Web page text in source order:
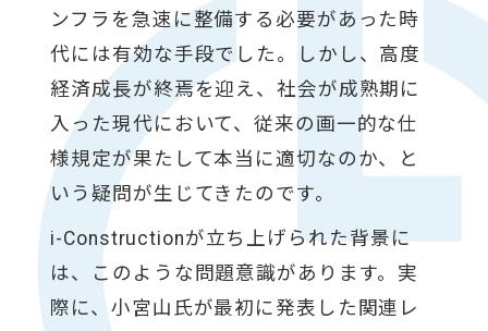
ンフラを急速に整備する必要があった時
代には有効な手段でした。しかし、高度
経済成長が終焉を迎え、社会が成熟期に
入った現代において、従来の画一的な仕
様規定が果たして本当に適切なのか、と
いう疑問が生じてきたのです。
i-Constructionが立ち上げられた背景に
は、このような問題意識があります。実
際に、小宮山氏が最初に発表した関連レ